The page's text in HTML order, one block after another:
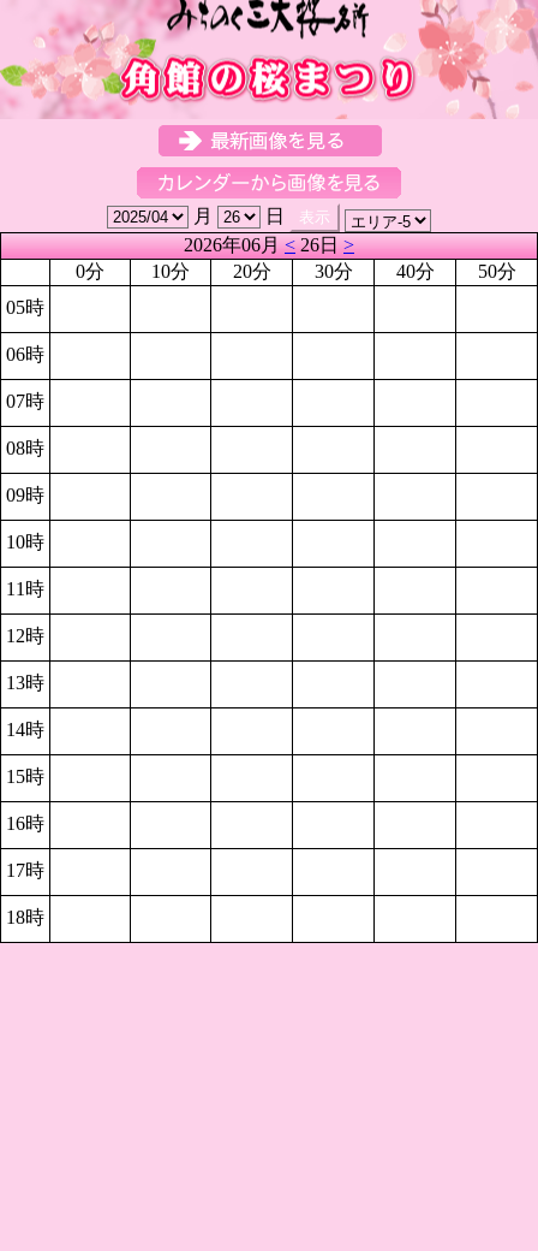
月
日
2026年06月<26日>
0分
10分 20分 30分 40分
50分
05時
06時
07時
08時
09時
10時
11時
12時
13時
14時
15時
16時
17時
18時